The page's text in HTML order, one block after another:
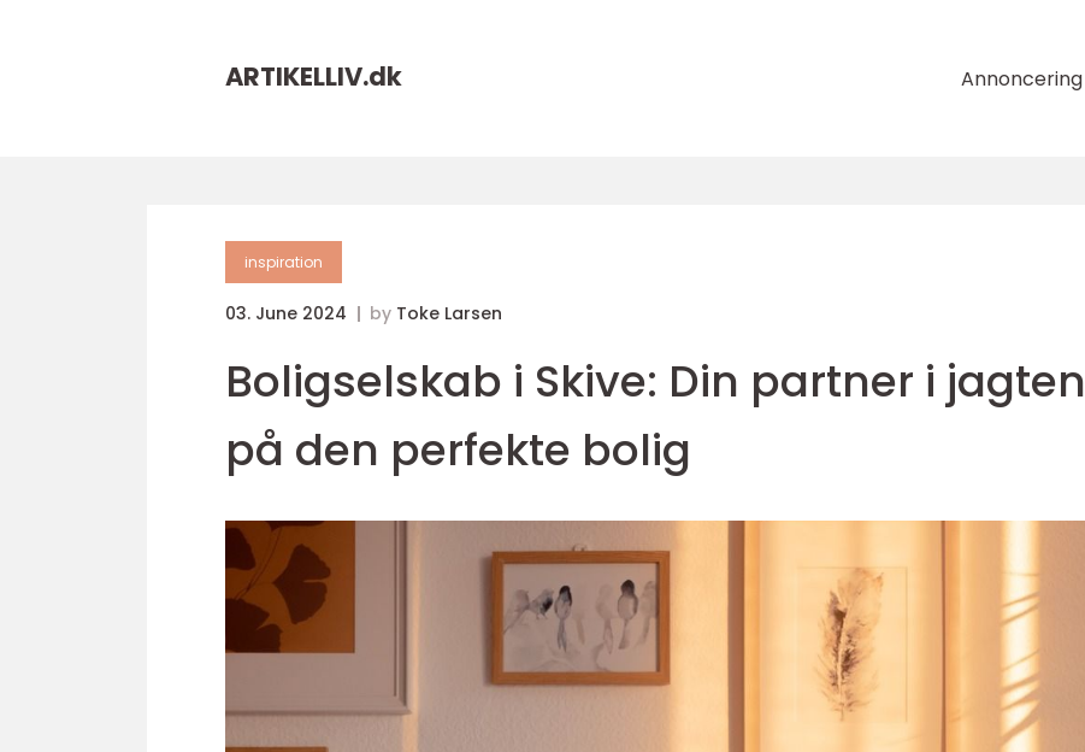
ARTIKELLIV.dk Annoncering
inspiration
03. June 2024 by Toke Larsen
Boligselskab i Skive: Din partner i jagten
på den perfekte bolig